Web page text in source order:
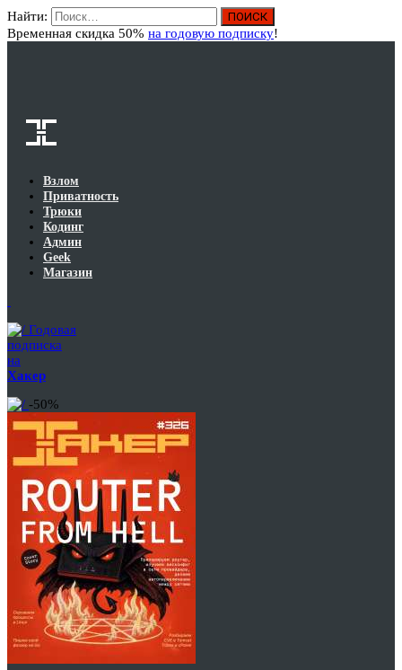
Найти:
Временная скидка 50% на годовую подписку!
Взлом
Приватность
Трюки
Кодинг
Админ
Geek
Магазин
Годовая
подписка
на
Хакер
-50%